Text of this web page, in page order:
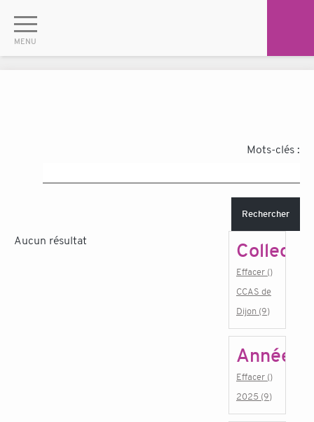
Mots-clés :
Rechercher
Aucun résultat
Effacer ()
CCAS de
Dijon (9)
Année
Effacer ()
2025 (9)